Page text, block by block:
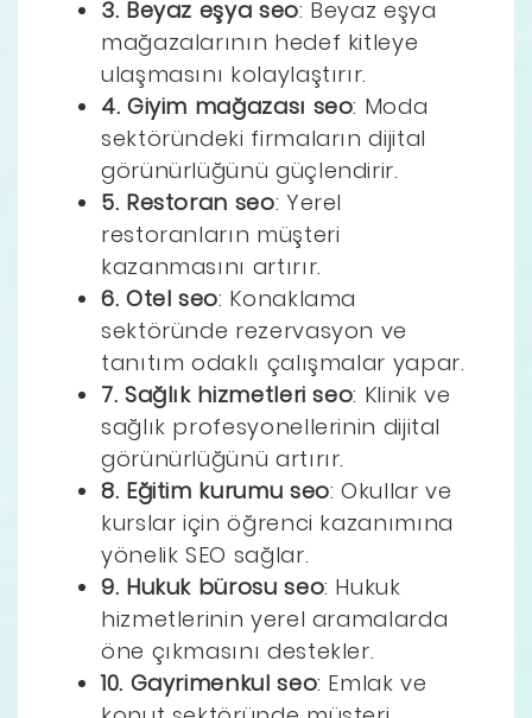
3. Beyaz eşya seo: Beyaz eşya
mağazalarının hedef kitleye
ulaşmasını kolaylaştırır.
4. Giyim mağazası seo: Moda
sektöründeki firmaların dijital
görünürlüğünü güçlendirir.
5. Restoran seo: Yerel
restoranların müşteri
kazanmasını artırır.
6. Otel seo: Konaklama
sektöründe rezervasyon ve
tanıtım odaklı çalışmalar yapar.
7. Sağlık hizmetleri seo: Klinik ve
sağlık profesyonellerinin dijital
görünürlüğünü artırır.
8. Eğitim kurumu seo: Okullar ve
kurslar için öğrenci kazanımına
yönelik SEO sağlar.
9. Hukuk bürosu seo: Hukuk
hizmetlerinin yerel aramalarda
öne çıkmasını destekler.
10. Gayrimenkul seo: Emlak ve